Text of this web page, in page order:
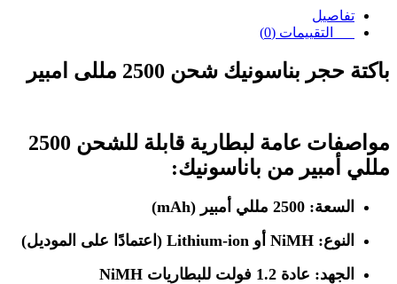
تفاصيل
التقييمات (0)
باكتة حجر بناسونيك شحن 2500 مللى امبير
مواصفات عامة لبطارية قابلة للشحن 2500
مللي أمبير من باناسونيك:
السعة: 2500 مللي أمبير (mAh)
النوع: NiMH أو Lithium-ion (اعتمادًا على الموديل)
الجهد: عادة 1.2 فولت للبطاريات NiMH